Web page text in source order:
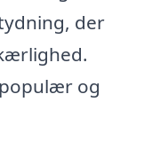
der
og